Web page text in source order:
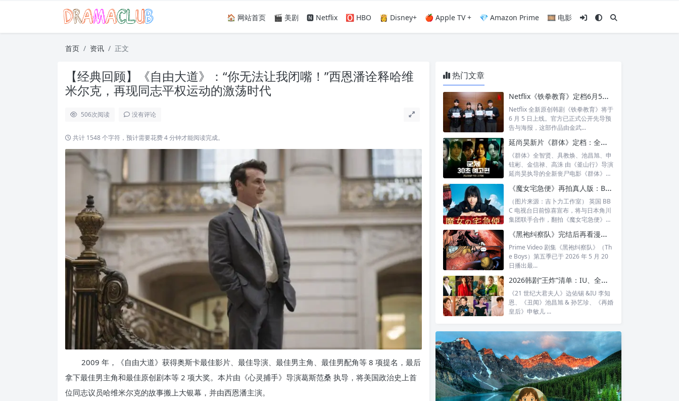
🏠 网站首页 🎬 美剧 🅽 Netflix 🅾️ HBO 👸 Disney+ 🍎 Apple TV + 💎 Amazon Prime 🎞️ 电影
首页 资讯 正文
【经典回顾】《自由大道》：“你无法让我闭嘴！”西恩潘诠释哈维
米尔克，再现同志平权运动的激荡时代
506次阅读 没有评论
共计 1548 个字符，预计需要花费 4 分钟才能阅读完成。
2009 年，《自由大道》获得奥斯卡最佳影片、最佳导演、最佳男主角、最佳男配角等 8 项提名，最后
拿下最佳男主角和最佳原创剧本等 2 项大奖。本片由《心灵捕手》导演葛斯范桑 执导，将美国政治史上首
位同志议员哈维米尔克的故事搬上大银幕，并由西恩潘主演。
热门文章
Netflix《铁拳教育》定档6月5日：金武烈、李星民集结出击，这次要用铁腕重整失控校园
Netflix 全新原创韩剧《铁拳教育》将于
6 月 5 日上线。官方已正式公开先导预
告与海报，这部作品由金武...
延尚昊新片《群体》定档：全智贤时隔11年回归大银幕，池昌旭、具教焕联手闯丧尸危机
《群体》全智贤、具教焕、池昌旭、申
铉彬、金信禄、高洙 由《釜山行》导演
延尚昊执导的全新丧尸电影《群体》正
《魔女宅急便》再拍真人版：BBC 联手角川打造“英国版”剧集
（图片来源：吉卜力工作室） 英国 BB
C 电视台日前惊喜宣布，将与日本角川
集团联手合作，翻拍《魔女宅急便》的
《黑袍纠察队》完结后再看漫画结局：护国超人之死，比剧版残酷得多
Prime Video 剧集《黑袍纠察队》（Th
e Boys）第五季已于 2026 年 5 月 20
日播出最...
2026韩剧“王炸”清单：IU、全智贤、宋慧乔领衔回归，30对神仙CP谁最让你心动？
《21 世纪大君夫人》边佑锡 &IU 李知
恩、《丑闻》池昌旭 & 孙艺珍、《再婚
皇后》申敏儿 ...